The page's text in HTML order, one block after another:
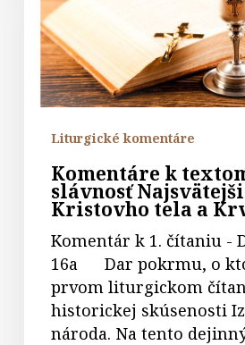
slávnosť
Najsvätejšieho
Kristovho
tela
Liturgické komentáre
Komentáre k
slávnosť
Kristovho tela a
Komentár k 1. čítaniu -
16a Dar pokrmu, o
prvom liturgickom
historickej skúsenosti
národa. Na tento